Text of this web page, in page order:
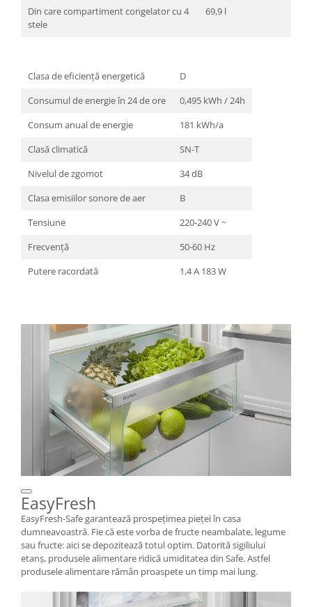
Din care compartiment congelator cu 4
stele
69,9 l
Clasa de eficienţă energetică
D
Consumul de energie în 24 de ore
0,495 kWh / 24h
Consum anual de energie
181 kWh/a
Clasă climatică
SN-T
Nivelul de zgomot
34 dB
Clasa emisiilor sonore de aer
B
Tensiune
220-240 V ~
Frecvenţă
50-60 Hz
Putere racordată
1,4 A 183 W
EasyFresh
EasyFresh-Safe garantează prospeţimea pieţei în casa
dumneavoastră. Fie că este vorba de fructe neambalate, legume
sau fructe: aici se depozitează totul optim. Datorită sigiliului
etanş, produsele alimentare ridică umiditatea din Safe. Astfel
produsele alimentare rămân proaspete un timp mai lung.